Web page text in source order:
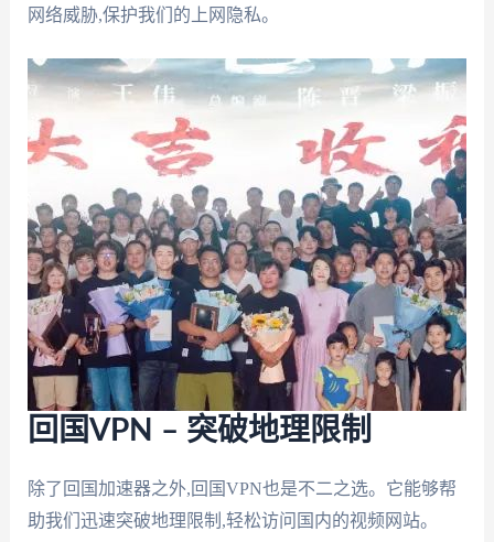
网络威胁,保护我们的上网隐私。
回国VPN – 突破地理限制
除了回国加速器之外,回国VPN也是不二之选。它能够帮
助我们迅速突破地理限制,轻松访问国内的视频网站。